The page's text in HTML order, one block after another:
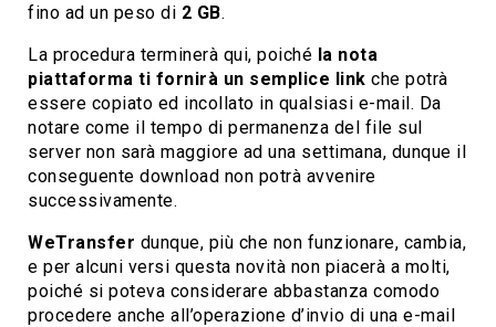
fino ad un peso di 2 GB.
La procedura terminerà qui, poiché la nota
piattaforma ti fornirà un semplice link che potrà
essere copiato ed incollato in qualsiasi e-mail. Da
notare come il tempo di permanenza del file sul
server non sarà maggiore ad una settimana, dunque il
conseguente download non potrà avvenire
successivamente.
WeTransfer dunque, più che non funzionare, cambia,
e per alcuni versi questa novità non piacerà a molti,
poiché si poteva considerare abbastanza comodo
procedere anche all’operazione d’invio di una e-mail